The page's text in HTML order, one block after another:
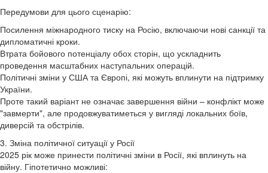
Передумови для цього сценарію:
Посилення міжнародного тиску на Росію, включаючи нові санкції та
дипломатичні кроки.
Втрата бойового потенціалу обох сторін, що ускладнить
проведення масштабних наступальних операцій.
Політичні зміни у США та Європі, які можуть вплинути на підтримку
України.
Проте такий варіант не означає завершення війни – конфлікт може
"завмерти", але продовжуватиметься у вигляді локальних боїв,
диверсій та обстрілів.
3. Зміна політичної ситуації у Росії
2025 рік може принести політичні зміни в Росії, які вплинуть на
війну. Гіпотетично можливі: